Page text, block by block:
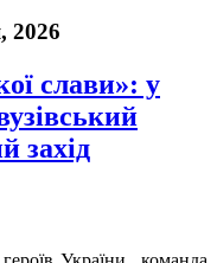
2026
слави»: у
захід